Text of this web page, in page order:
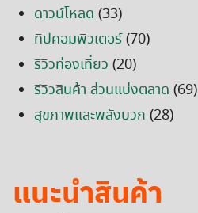
ดาวน์โหลด (33)
ทิปคอมพิวเตอร์(70)
รีวิวท่องเที่ยว (20)
รีวิวสินค้า ส่วนแบ่งตลาด (69)
สุขภาพและพลังบวก (28)
แนะนำสินค้า